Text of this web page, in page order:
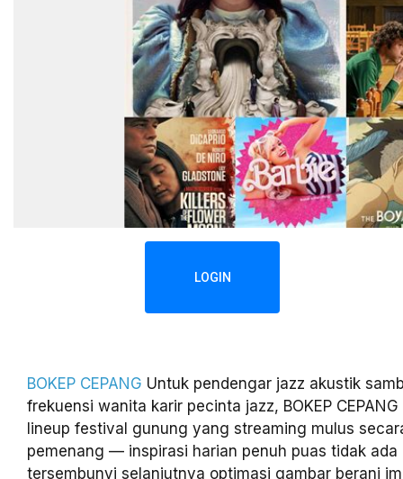
LOGIN
BOKEP CEPANG Untuk pendengar jazz akustik
frekuensi wanita karir pecinta jazz, BOKEP
lineup festival gunung yang streaming mulus
pemenang — inspirasi harian penuh puas tidak ada
tersembunyi selanjutnya optimasi gambar berani